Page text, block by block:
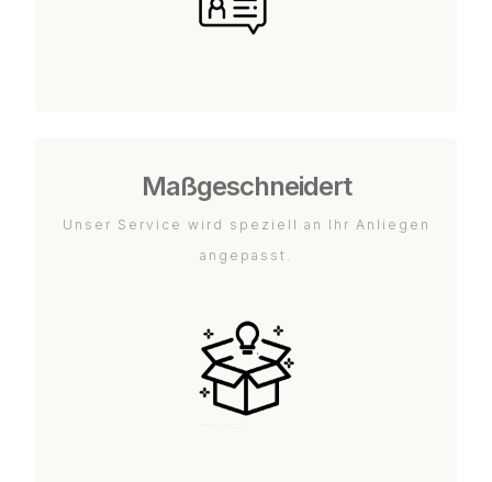
Maßgeschneidert
Unser Service wird speziell an Ihr Anliegen
angepasst.